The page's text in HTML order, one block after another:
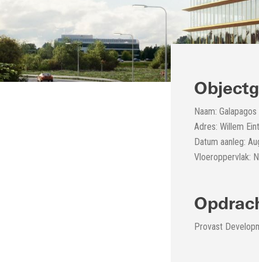
Naam:
Adres: Willem
Datum aanleg:
Vloeroppervlak:
Provast